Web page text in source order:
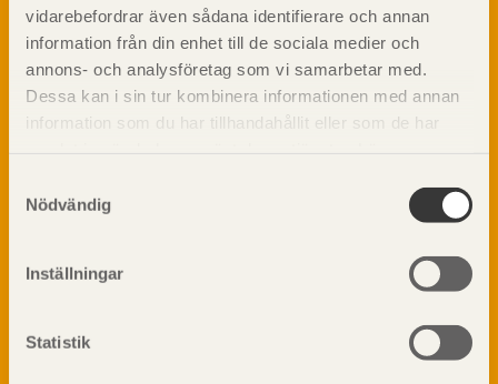
vidarebefordrar även sådana identifierare och annan
information från din enhet till de sociala medier och
annons- och analysföretag som vi samarbetar med.
Dessa kan i sin tur kombinera informationen med annan
information som du har tillhandahållit eller som de har
Nödvändig
Inställningar
Statistik
Materialet trä
Skogsbruk
Barrträdets uppbyggnad
Träets egenskaper och kvalitet
Kemisk behandling
Fakta om Limträ
Fukt
Ljud
TräGuiden är den digitala handboken för trä och
materialet trä samt instruktioner för byggande
med trä.
Prenumerera på TräGuidens nyhetsbrev!